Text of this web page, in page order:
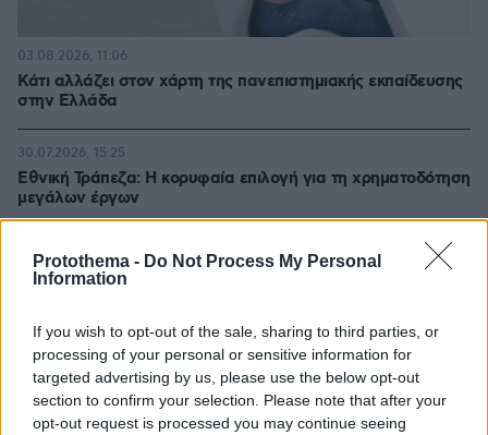
Protothema - Do Not Process My Personal
Information
If you wish to opt-out of the sale, sharing to third parties, or
processing of your personal or sensitive information for
targeted advertising by us, please use the below opt-out
section to confirm your selection. Please note that after your
opt-out request is processed you may continue seeing
Κάτι αλλάζει στον χάρτη της πανεπιστημιακής εκπαίδευσης
στην Ελλάδα
03.08.2026, 11:06
Εθνική Τράπεζα: Η κορυφαία επιλογή για τη χρηματοδότηση
μεγάλων έργων
30.07.2026, 15:25
Διασκεδάζουμε υπεύθυνα, επιστρέφουμε με ασφάλεια
29.07.2026, 09:39
ΡΟΗ ΕΙΔΗΣΕΩΝ
Ειδήσεις Δημοφιλή Σχολιασμένα